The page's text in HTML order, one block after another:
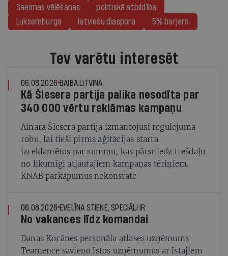
Saeimas vēlēšanas
politiskā atbildība
Luksemburga
latviešu diaspora 5% barjera
Tev varētu interesēt
06.08.2026 BAIBA LITVINA
Kā Šlesera partija palika nesodīta par
340 000 vērtu reklāmas kampaņu
Aināra Šlesera partija izmantojusi regulējuma
robu, lai tieši pirms aģitācijas starta
izreklamētos par summu, kas pārsniedz trešdaļu
no likumīgi atļautajiem kampaņas tēriņiem.
KNAB pārkāpumus nekonstatē
06.08.2026 EVELĪNA STIENE, SPECIĀLI IR
No vakances līdz komandai
Danas Kocānes personāla atlases uzņēmums
Teamence savieno īstos uzņēmumus ar īstajiem